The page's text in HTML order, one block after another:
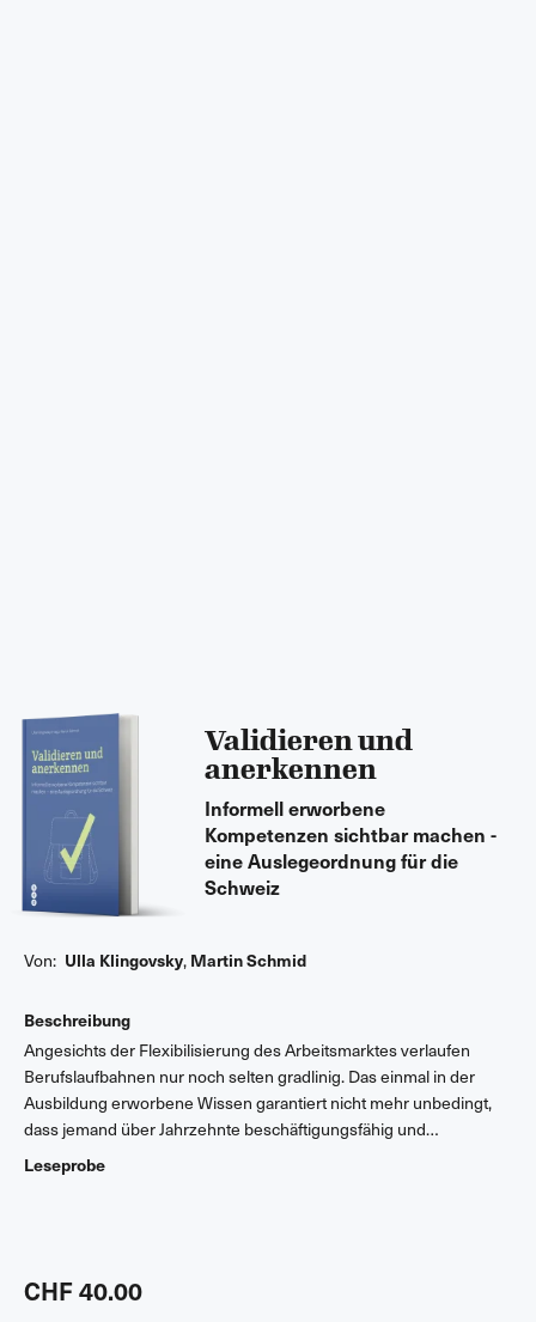
Validieren und
anerkennen
Informell erworbene
Kompetenzen sichtbar machen -
eine Auslegeordnung für die
Schweiz
Von: Ulla Klingovsky, Martin Schmid
Beschreibung
Angesichts der Flexibilisierung des Arbeitsmarktes verlaufen
Berufslaufbahnen nur noch selten gradlinig. Das einmal in der
Ausbildung erworbene Wissen garantiert nicht mehr unbedingt,
dass jemand über Jahrzehnte beschäftigungsfähig und
vermittelbar bleibt. Die derzeit prominenteste Reaktion darauf ist
die Validierung und Anerkennung ausserschulisch erworbener
der aktuellen Situation in der Schweiz vor. Es werden
Leseprobe
CHF 40.00